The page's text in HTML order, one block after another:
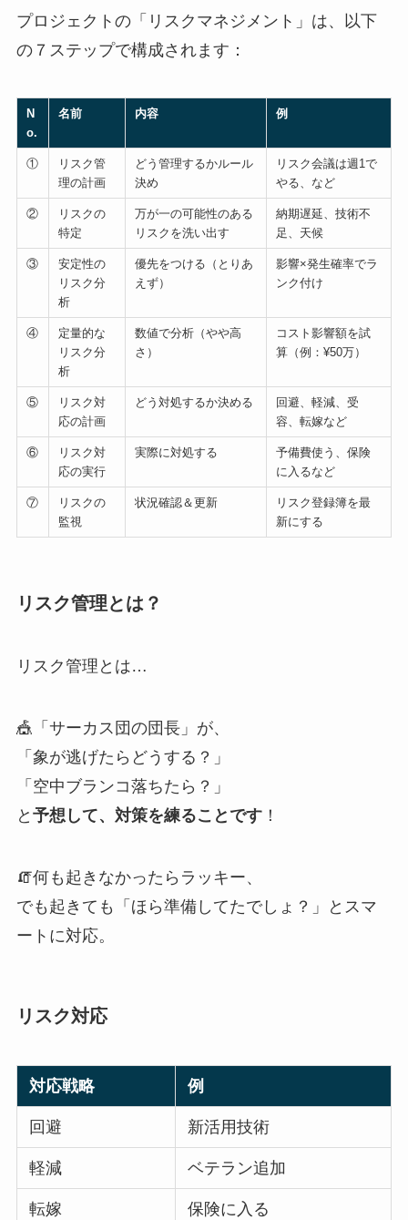
プロジェクトの「リスクマネジメント」は、以下
の７ステップで構成されます：
N
o.
名前 内容 例
①
リスク管
理の計画
どう管理するかルール
決め
リスク会議は週1で
やる、など
②
リスクの
特定
万が一の可能性のある
リスクを洗い出す
納期遅延、技術不
足、天候
③
安定性の
リスク分
析
優先をつける（とりあ
えず）
影響×発生確率でラ
ンク付け
④
定量的な
リスク分
析
数値で分析（やや高
さ）
コスト影響額を試
算（例：¥50万）
⑤
リスク対
応の計画
どう対処するか決める
回避、軽減、受
容、転嫁など
⑥
リスク対
応の実行
実際に対処する
予備費使う、保険
に入るなど
⑦
リスクの
監視
状況確認＆更新
リスク登録簿を最
新にする
リスク管理とは？
リスク管理とは…
🎪「サーカス団の団長」が、
「象が逃げたらどうする？」
「空中ブランコ落ちたら？」
と 予想して、対策を練ることです！
🧯何も起きなかったらラッキー、
でも起きても「ほら準備してたでしょ？」とスマ
ートに対応。
リスク対応
対応戦略 例
回避 新活用技術
軽減 ベテラン追加
転嫁 保険に入る